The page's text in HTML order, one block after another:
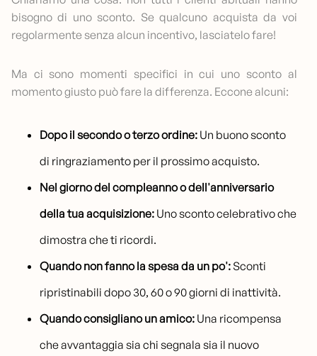
bisogno di uno sconto. Se qualcuno acquista da voi
regolarmente senza alcun incentivo, lasciatelo fare!
Ma ci sono momenti specifici in cui uno sconto al
momento giusto può fare la differenza. Eccone alcuni:
Dopo il secondo o terzo ordine: Un buono sconto
di ringraziamento per il prossimo acquisto.
Nel giorno del compleanno o dell'anniversario
della tua acquisizione: Uno sconto celebrativo che
dimostra che ti ricordi.
Quando non fanno la spesa da un po': Sconti
ripristinabili dopo 30, 60 o 90 giorni di inattività.
Quando consigliano un amico: Una ricompensa
che avvantaggia sia chi segnala sia il nuovo